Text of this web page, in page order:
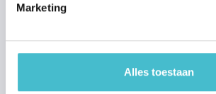
Marketing
Alles toestaan